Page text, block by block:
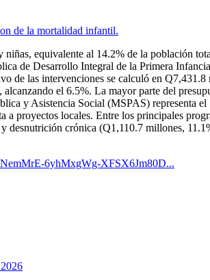
de la mortalidad infantil.
equivalente al 14.2% de la población
de Desarrollo Integral de la Primera
de las intervenciones se calculó en
el 6.5%. La mayor parte del
y Asistencia Social (MSPAS)
proyectos locales. Entre los principales
crónica (Q1,110.7 millones,
6yhMxgWg-XFSX6Jm80D...